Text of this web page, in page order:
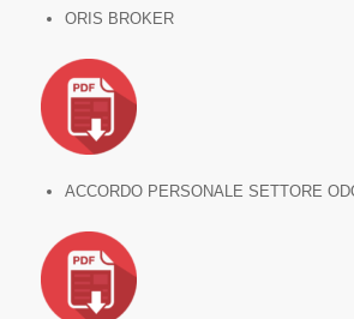
ORIS BROKER
ACCORDO PERSONALE SETTORE